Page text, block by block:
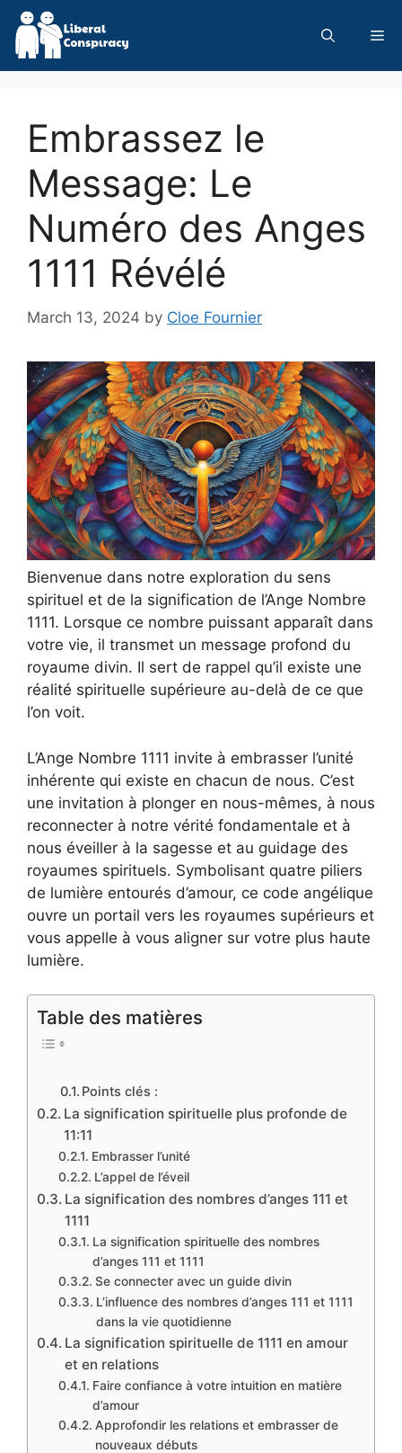
Skip
content
Embrassez le
Message: Le
Numéro des Anges
1111 Révélé
March 13, 2024 by Cloe Fournier
Bienvenue dans notre exploration du sens
spirituel et de la signification de l’Ange Nombre
1111. Lorsque ce nombre puissant apparaît dans
votre vie, il transmet un message profond du
royaume divin. Il sert de rappel qu’il existe une
réalité spirituelle supérieure au-delà de ce que
l’on voit.
L’Ange Nombre 1111 invite à embrasser l’unité
inhérente qui existe en chacun de nous. C’est
une invitation à plonger en nous-mêmes, à nous
reconnecter à notre vérité fondamentale et à
nous éveiller à la sagesse et au guidage des
royaumes spirituels. Symbolisant quatre piliers
de lumière entourés d’amour, ce code angélique
ouvre un portail vers les royaumes supérieurs et
vous appelle à vous aligner sur votre plus haute
lumière.
Table des matières
Points clés :
La signification spirituelle plus profonde de
11:11
Embrasser l’unité
L’appel de l’éveil
La signification des nombres d’anges 111 et
1111
La signification spirituelle des nombres
d’anges 111 et 1111
Se connecter avec un guide divin
L’influence des nombres d’anges 111 et 1111
dans la vie quotidienne
La signification spirituelle de 1111 en amour
et en relations
Faire confiance à votre intuition en matière
d’amour
Approfondir les relations et embrasser de
nouveaux débuts